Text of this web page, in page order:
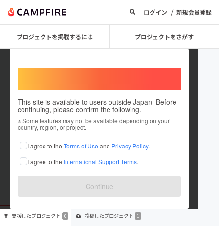
ログイン / 新規会員登録
プロジェクトを掲載するには プロジェクトをさがす
This site is available to users outside Japan. Before
continuing, please confirm the following.
※ Some features may not be available depending on your
country, region, or project.
I agree to the Terms of Use and Privacy Policy.
I agree to the International Support Terms.
Continue
jc yutaka
これまでに1件のプロジェクトを投稿しています
在住国：未設定
出身国：未設定
支援したプロジェクト 0 投稿したプロジェクト 1